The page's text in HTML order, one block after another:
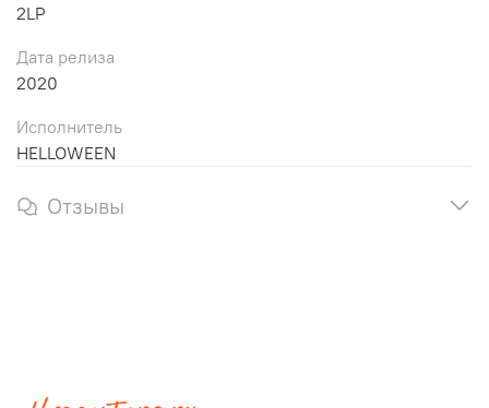
2LP
Дата релиза
2020
Исполнитель
HELLOWEEN
Отзывы